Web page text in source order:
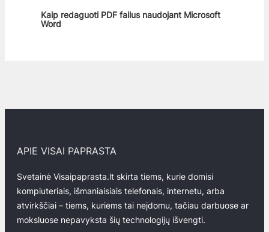
Kaip redaguoti PDF failus naudojant Microsoft
Word
APIE VISAI PAPRASTA
Svetainė Visaipaprasta.lt skirta tiems, kurie domisi
kompiuteriais, išmaniaisiais telefonais, internetu, arba
atvirkščiai – tiems, kuriems tai neįdomu, tačiau darbuose ar
moksluose nepavyksta šių technologijų išvengti.